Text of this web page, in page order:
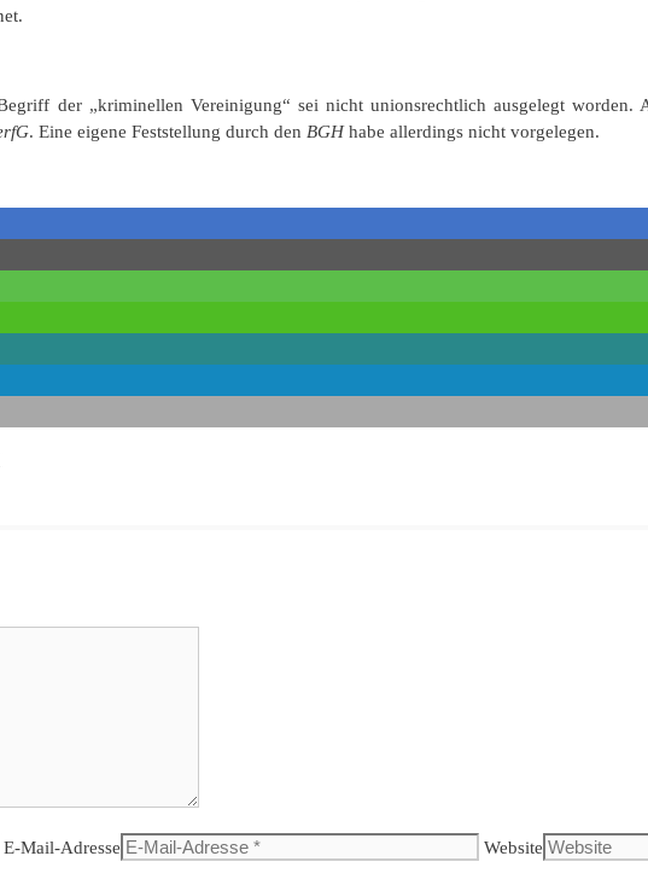
der „kriminellen Vereinigung“ sei nicht unionsrechtlich ausgelegt
. Eine eigene Feststellung durch den BGHhabe allerdings nicht vorgelegen.
E-Mail-Adresse Website